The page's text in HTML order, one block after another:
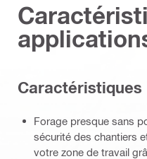
Caractéristiques
Forage presque sans
sécurité des chantiers
votre zone de travail